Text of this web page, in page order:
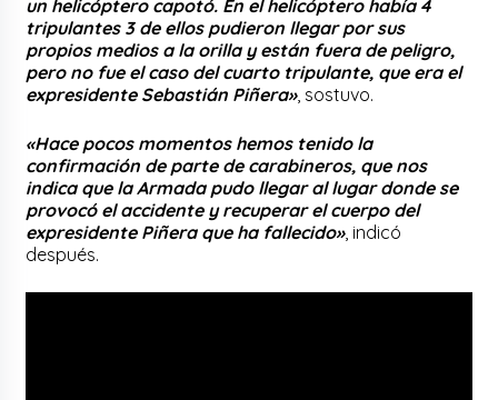
un helicóptero capotó. En el helicóptero había 4
tripulantes 3 de ellos pudieron llegar por sus
propios medios a la orilla y están fuera de peligro,
pero no fue el caso del cuarto tripulante, que era el
expresidente Sebastián Piñera», sostuvo.
«Hace pocos momentos hemos tenido la
confirmación de parte de carabineros, que nos
indica que la Armada pudo llegar al lugar donde se
provocó el accidente y recuperar el cuerpo del
expresidente Piñera que ha fallecido», indicó
después.